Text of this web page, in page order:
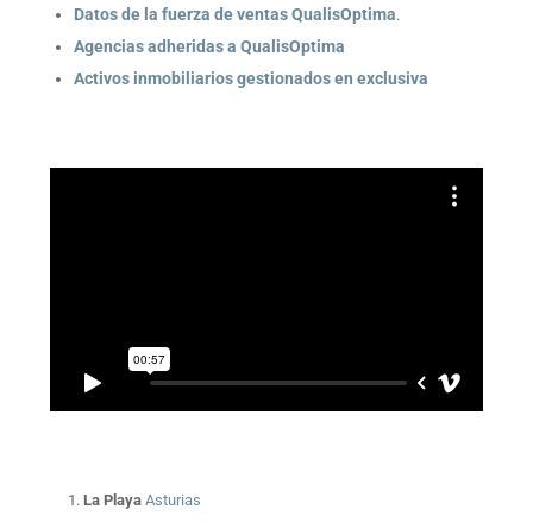
Datos de la fuerza de ventas QualisOptima.
Agencias adheridas a QualisOptima
Activos inmobiliarios gestionados en exclusiva
La PlayaAsturias